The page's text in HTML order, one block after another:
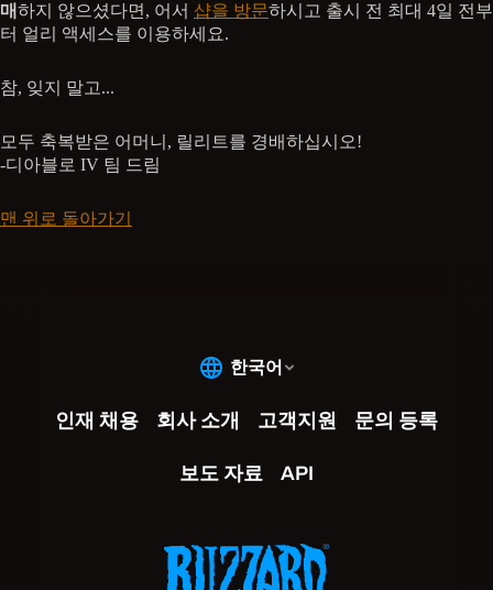
매하지 않으셨다면, 어서 샵을 방문하시고 출시 전 최대 4일 전부
터 얼리 액세스를 이용하세요.
참, 잊지 말고...
모두 축복받은 어머니, 릴리트를 경배하십시오!
-디아블로 IV 팀 드림
맨 위로 돌아가기